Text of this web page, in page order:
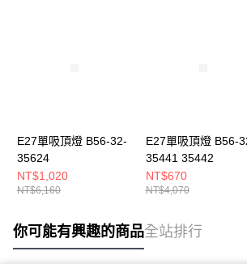
E27單吸頂燈 B56-32-
35624
NT$1,020
NT$6,160
E27單吸頂燈 B56-
35441 35442
NT$670
NT$4,070
你可能有興趣的商品全站排行